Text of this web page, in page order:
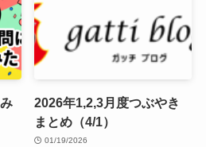
2026年1,2,3月度つぶやき
まとめ（4/1）
01/19/2026